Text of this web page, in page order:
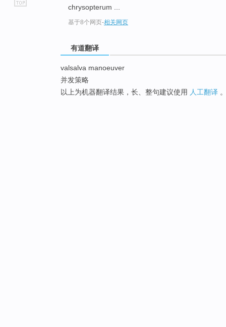
chrysopterum ...
基于8个网页-相关网页
有道翻译
valsalva manoeuver
并发策略
以上为机器翻译结果，长、整句建议使用 人工翻译